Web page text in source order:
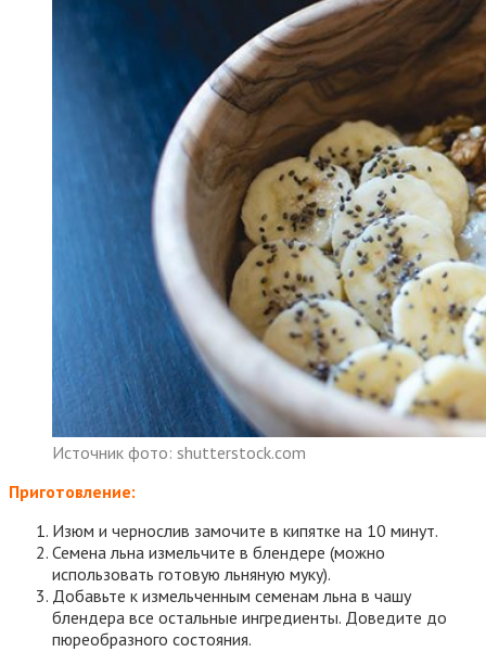
Источник фото: shutterstock.com
Приготовление:
Изюм и чернослив замочите в кипятке на 10 минут.
Семена льна измельчите в блендере (можно
использовать готовую льняную муку).
Добавьте к измельченным семенам льна в чашу
блендера все остальные ингредиенты. Доведите до
пюреобразного состояния.